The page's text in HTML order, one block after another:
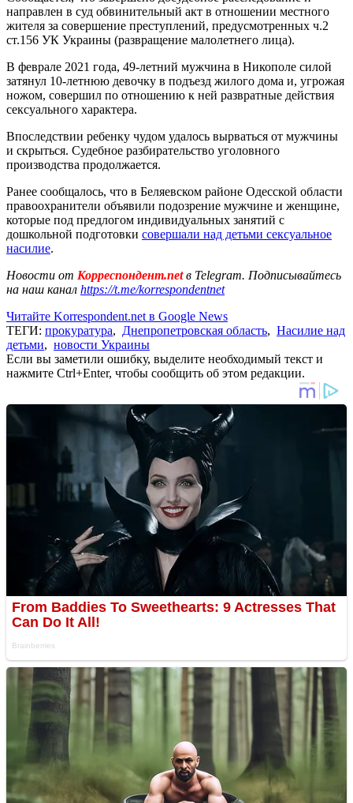
направлен в суд обвинительный акт в отношении местного
жителя за совершение преступлений, предусмотренных ч.2
ст.156 УК Украины (развращение малолетнего лица).
В феврале 2021 года, 49-летний мужчина в Никополе силой
затянул 10-летнюю девочку в подъезд жилого дома и, угрожая
ножом, совершил по отношению к ней развратные действия
сексуального характера.
Впоследствии ребенку чудом удалось вырваться от мужчины
и скрыться. Судебное разбирательство уголовного
производства продолжается.
Ранее сообщалось, что в Беляевском районе Одесской области
правоохранители объявили подозрение мужчине и женщине,
которые под предлогом индивидуальных занятий с
дошкольной подготовки совершали над детьми сексуальное
насилие.
Новости от Корреспондент.netв Telegram. Подписывайтесь
на наш канал https://t.me/korrespondentnet
Читайте Korrespondent.net в Google News
ТЕГИ: прокуратура, Днепропетровская область, Насилие над
детьми, новости Украины
Если вы заметили ошибку, выделите необходимый текст и
нажмите Ctrl+Enter, чтобы сообщить об этом редакции.